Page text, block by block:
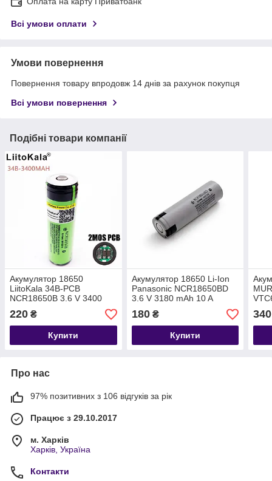
Всі умови оплати
Умови повернення
Повернення товару впродовж 14 днів за рахунок покупця
Всі умови повернення
Подібні товари компанії
Акумулятор 18650
LiitoKala 34B-PCB
NCR18650B 3.6 V 3400
220 ₴
Купити
Акумулятор 18650 Li-Ion
Panasonic NCR18650BD
3.6 V 3180 mAh 10 A
180₴
Купити
340
Про нас
97% позитивних з 106 відгуків за рік
Працює з 29.10.2017
м. Харків
Харків, Україна
Контакти